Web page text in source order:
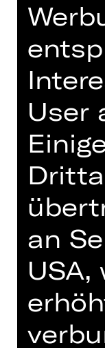
Trompete
Trompete
Seit wann
Orchester
Ich bin
User
an
USA,